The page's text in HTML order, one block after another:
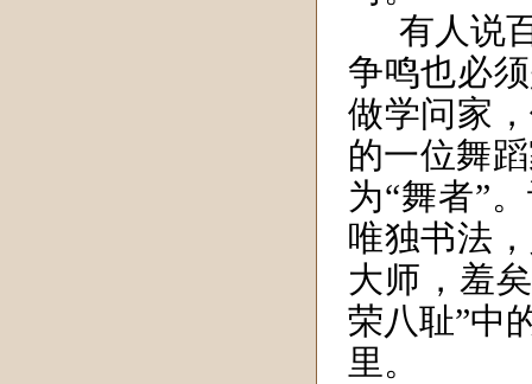
有人说
争鸣也必
做学问家
的一位舞
为“舞者”
唯独书法
大师，羞
荣八耻”中
里。